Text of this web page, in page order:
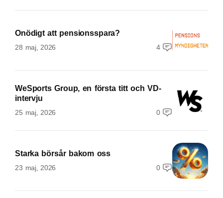
Onödigt att pensionsspara?
28 maj, 2026 4
WeSports Group, en första titt och VD-
intervju
25 maj, 2026 0
Starka börsår bakom oss
23 maj, 2026 0